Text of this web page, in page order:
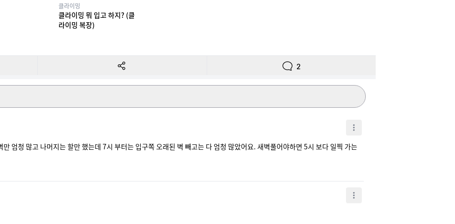
클라이밍
클라이밍 뭐 입고 하지? (클
라이밍 복장)
2
엄청 많고 나머지는 할만 했는데 7시 부터는 입구쪽 오래된 벽 빼고는 다 엄청 많았어요. 새벽풀어야하면 5시 보다 일찍 가는